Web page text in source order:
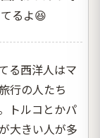
るよ😆
る西洋人はマ
行の人たち
トルコとかパ
大きい人が多